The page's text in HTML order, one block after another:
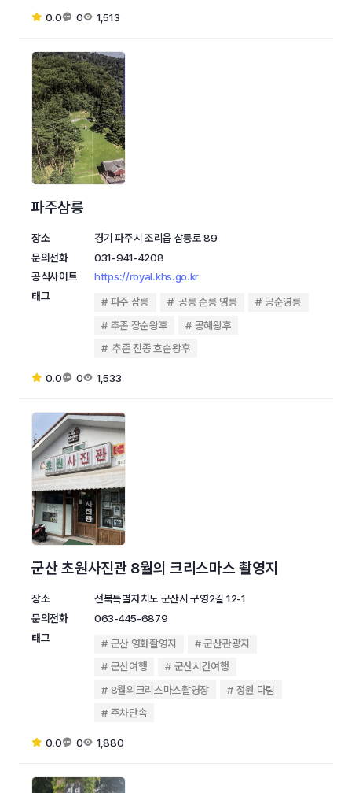
0.0 0 1,513
파주삼릉
장소
경기 파주시 조리읍 삼릉로 89
문의전화
031-941-4208
공식사이트
https://royal.khs.go.kr
태그
파주 삼릉 공릉 순릉 영릉
공순영릉
추존 장순왕후
공혜왕후
추존 진종 효순왕후
0.0 0 1,533
군산 초원사진관 8월의 크리스마스 촬영지
장소
전북특별자치도 군산시 구영2길 12-1
문의전화
063-445-6879
태그
군산 영화촬영지
군산관광지
군산여행
군산시간여행
8월의크리스마스촬영장
정원 다림
주차단속
0.0 0 1,880